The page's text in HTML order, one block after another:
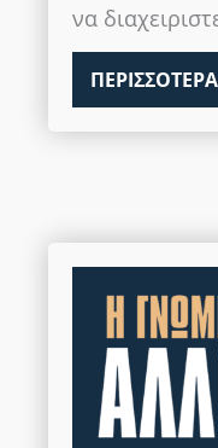
να
ΠΕΡΙΣΣΟΤΕΡΑ